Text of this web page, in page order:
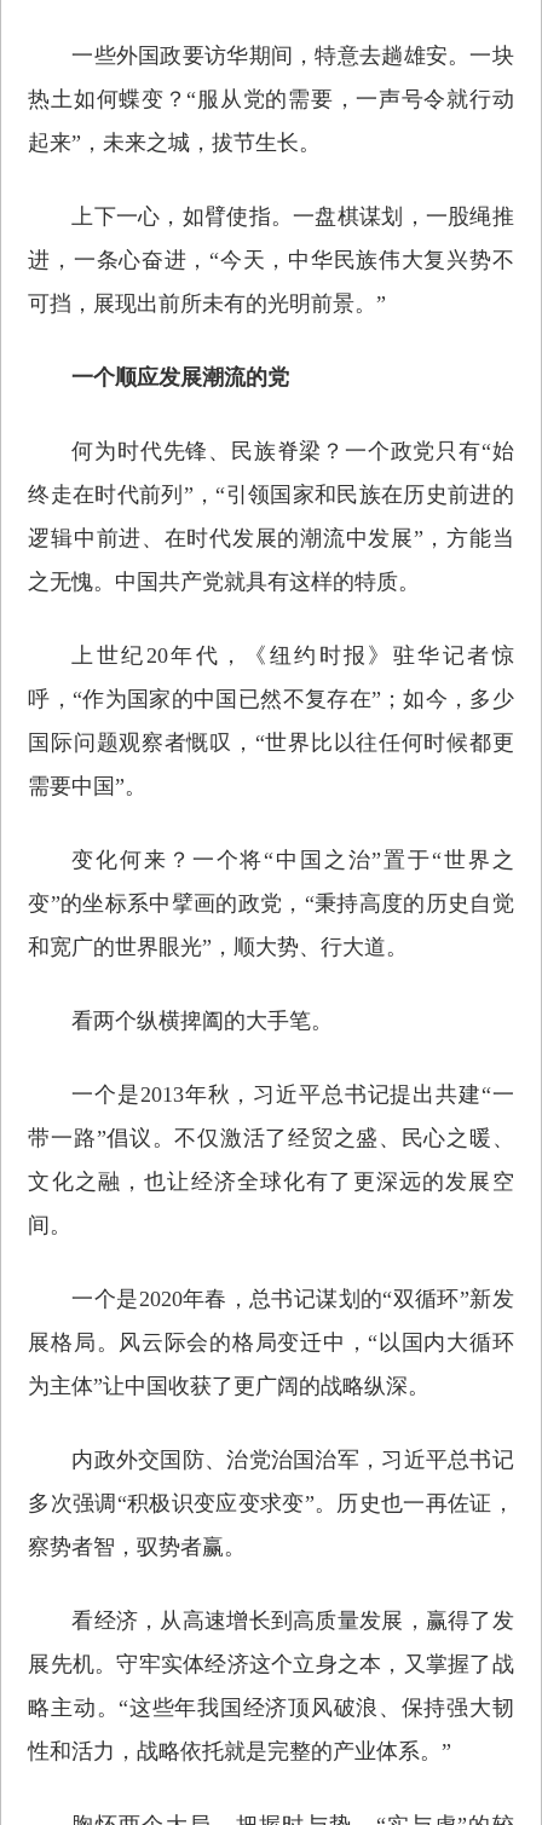
一些外国政要访华期间，特意去趟雄安。一块
热土如何蝶变？“服从党的需要，一声号令就行动
起来”，未来之城，拔节生长。
上下一心，如臂使指。一盘棋谋划，一股绳推
进，一条心奋进，“今天，中华民族伟大复兴势不
可挡，展现出前所未有的光明前景。”
一个顺应发展潮流的党
何为时代先锋、民族脊梁？一个政党只有“始
终走在时代前列”，“引领国家和民族在历史前进的
逻辑中前进、在时代发展的潮流中发展”，方能当
之无愧。中国共产党就具有这样的特质。
上世纪20年代，《纽约时报》驻华记者惊
呼，“作为国家的中国已然不复存在”；如今，多少
国际问题观察者慨叹，“世界比以往任何时候都更
需要中国”。
变化何来？一个将“中国之治”置于“世界之
变”的坐标系中擘画的政党，“秉持高度的历史自觉
和宽广的世界眼光”，顺大势、行大道。
看两个纵横捭阖的大手笔。
一个是2013年秋，习近平总书记提出共建“一
带一路”倡议。不仅激活了经贸之盛、民心之暖、
文化之融，也让经济全球化有了更深远的发展空
间。
一个是2020年春，总书记谋划的“双循环”新发
展格局。风云际会的格局变迁中，“以国内大循环
为主体”让中国收获了更广阔的战略纵深。
内政外交国防、治党治国治军，习近平总书记
多次强调“积极识变应变求变”。历史也一再佐证，
察势者智，驭势者赢。
看经济，从高速增长到高质量发展，赢得了发
展先机。守牢实体经济这个立身之本，又掌握了战
略主动。“这些年我国经济顶风破浪、保持强大韧
性和活力，战略依托就是完整的产业体系。”